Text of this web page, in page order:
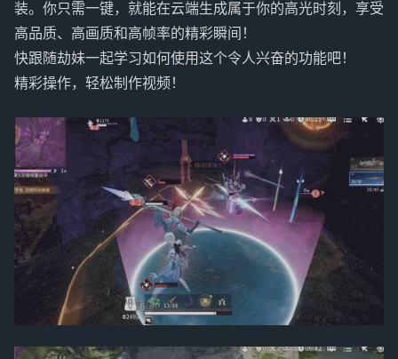
装。你只需一键，就能在云端生成属于你的高光时刻，享受
高品质、高画质和高帧率的精彩瞬间！
快跟随劫妹一起学习如何使用这个令人兴奋的功能吧！
精彩操作，轻松制作视频！